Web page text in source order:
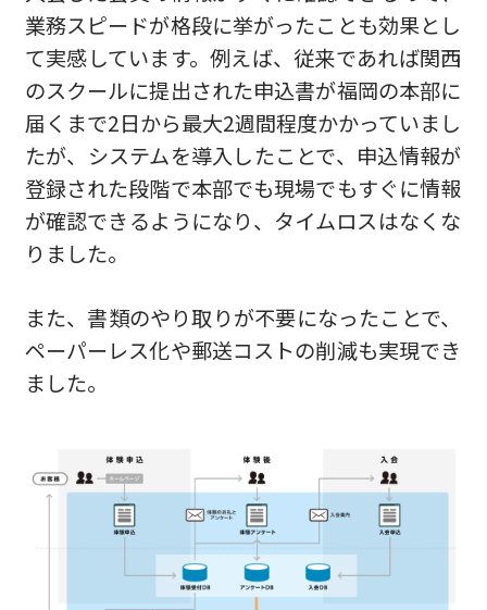
業務スピードが格段に挙がったことも効果とし
て実感しています。例えば、従来であれば関西
のスクールに提出された申込書が福岡の本部に
届くまで2日から最大2週間程度かかっていまし
たが、システムを導入したことで、申込情報が
登録された段階で本部でも現場でもすぐに情報
が確認できるようになり、タイムロスはなくな
りました。
また、書類のやり取りが不要になったことで、
ペーパーレス化や郵送コストの削減も実現でき
ました。